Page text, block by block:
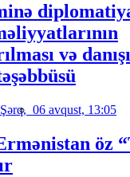
və
06 avqust, 13:05
öz